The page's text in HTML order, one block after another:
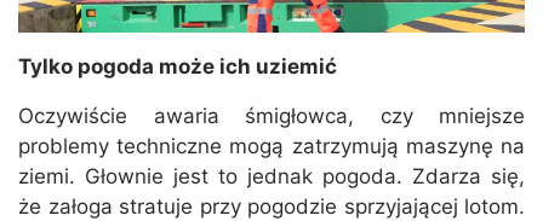
Tylko pogoda może ich uziemić
Oczywiście awaria śmigłowca, czy mniejsze
problemy techniczne mogą zatrzymują maszynę na
ziemi. Głownie jest to jednak pogoda. Zdarza się,
że załoga stratuje przy pogodzie sprzyjającej lotom.